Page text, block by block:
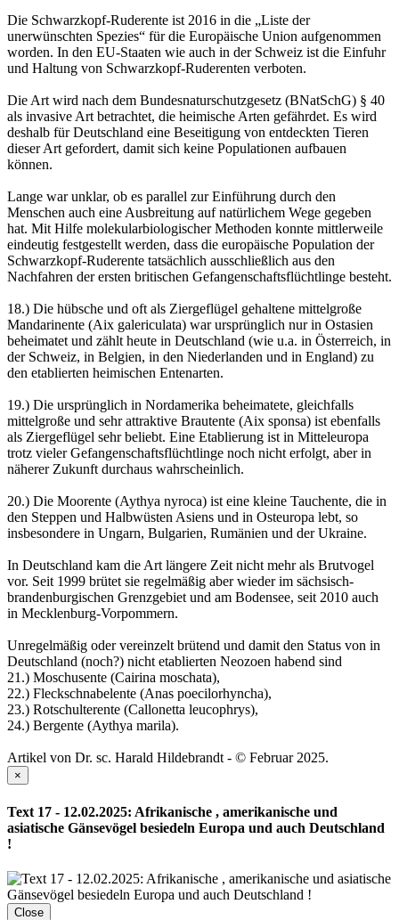
Die Schwarzkopf-Ruderente ist 2016 in die „Liste der
unerwünschten Spezies“ für die Europäische Union aufgenommen
worden. In den EU-Staaten wie auch in der Schweiz ist die Einfuhr
und Haltung von Schwarzkopf-Ruderenten verboten.
Die Art wird nach dem Bundesnaturschutzgesetz (BNatSchG) § 40
als invasive Art betrachtet, die heimische Arten gefährdet. Es wird
deshalb für Deutschland eine Beseitigung von entdeckten Tieren
dieser Art gefordert, damit sich keine Populationen aufbauen
können.
Lange war unklar, ob es parallel zur Einführung durch den
Menschen auch eine Ausbreitung auf natürlichem Wege gegeben
hat. Mit Hilfe molekularbiologischer Methoden konnte mittlerweile
eindeutig festgestellt werden, dass die europäische Population der
Schwarzkopf-Ruderente tatsächlich ausschließlich aus den
Nachfahren der ersten britischen Gefangenschaftsflüchtlinge besteht.
18.) Die hübsche und oft als Ziergeflügel gehaltene mittelgroße
Mandarinente (Aix galericulata) war ursprünglich nur in Ostasien
beheimatet und zählt heute in Deutschland (wie u.a. in Österreich, in
der Schweiz, in Belgien, in den Niederlanden und in England) zu
den etablierten heimischen Entenarten.
19.) Die ursprünglich in Nordamerika beheimatete, gleichfalls
mittelgroße und sehr attraktive Brautente (Aix sponsa) ist ebenfalls
als Ziergeflügel sehr beliebt. Eine Etablierung ist in Mitteleuropa
trotz vieler Gefangenschaftsflüchtlinge noch nicht erfolgt, aber in
näherer Zukunft durchaus wahrscheinlich.
20.) Die Moorente (Aythya nyroca) ist eine kleine Tauchente, die in
den Steppen und Halbwüsten Asiens und in Osteuropa lebt, so
insbesondere in Ungarn, Bulgarien, Rumänien und der Ukraine.
In Deutschland kam die Art längere Zeit nicht mehr als Brutvogel
vor. Seit 1999 brütet sie regelmäßig aber wieder im sächsisch-
brandenburgischen Grenzgebiet und am Bodensee, seit 2010 auch
in Mecklenburg-Vorpommern.
Unregelmäßig oder vereinzelt brütend und damit den Status von in
Deutschland (noch?) nicht etablierten Neozoen habend sind
21.) Moschusente (Cairina moschata),
22.) Fleckschnabelente (Anas poecilorhyncha),
23.) Rotschulterente (Callonetta leucophrys),
24.) Bergente (Aythya marila).
Artikel von Dr. sc. Harald Hildebrandt - © Februar 2025.
×
Text 17 - 12.02.2025: Afrikanische , amerikanische und
asiatische Gänsevögel besiedeln Europa und auch Deutschland
!
Close